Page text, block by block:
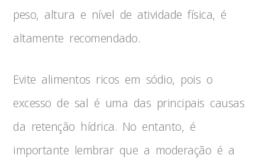
peso, altura e nível de atividade física, é
altamente recomendado.
Evite alimentos ricos em sódio, pois o
excesso de sal é uma das principais causas
da retenção hídrica. No entanto, é
importante lembrar que a moderação é a